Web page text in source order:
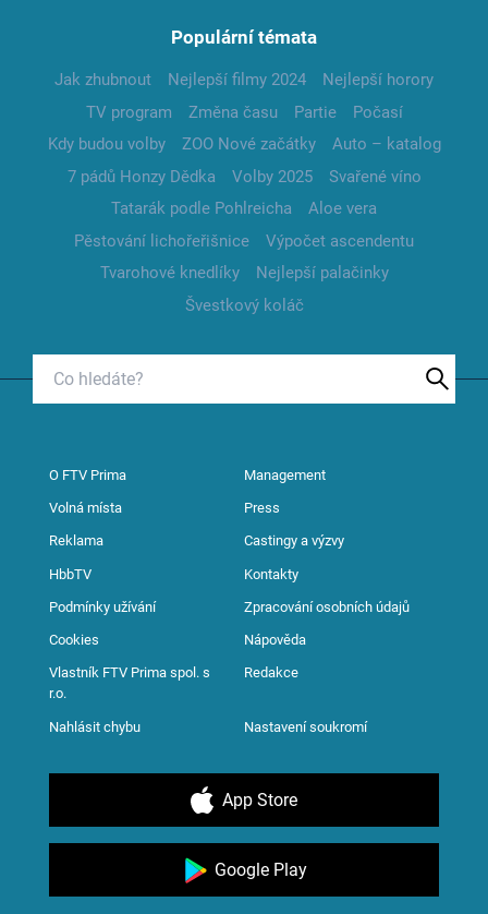
Populární témata
Jak zhubnout Nejlepší filmy 2024
Nejlepší horory
TV program
Změna času Partie
Počasí
Kdy budou volby
ZOO Nové začátky
Auto – katalog
7 pádů Honzy Dědka
Volby 2025
Svařené víno
Tatarák podle Pohlreicha
Aloe vera
Pěstování lichořeřišnice
Výpočet ascendentu
Tvarohové knedlíky
Nejlepší palačinky
Švestkový koláč
O FTV Prima Management
Volná místa Press
Reklama Castingy a výzvy
HbbTV Kontakty
Podmínky užívání Zpracování osobních údajů
Cookies Nápověda
Vlastník FTV Prima spol. s
r.o.
Redakce
Nahlásit chybu Nastavení soukromí
App Store
Google Play